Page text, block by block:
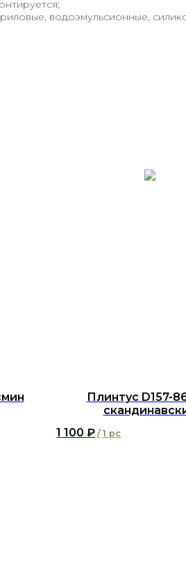
водоэмульсионные,
Плинтус D157-
1 100 ₽ / 1 pc